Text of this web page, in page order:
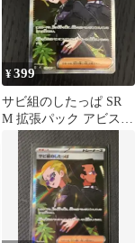
¥399
サビ組のしたっぱ SR
M 拡張パック アビスア
イ キラ 110/081